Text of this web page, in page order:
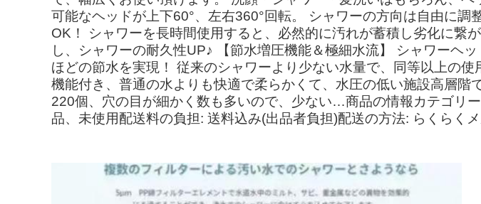
可能なヘッドが上下60°、左右360°回転。 シャワーの方向は自由に
OK！ シャワーを長時間使用すると、必然的に汚れが蓄積し劣化に繋
し、シャワーの耐久性UP♪ 【節水増圧機能＆極細水流】 シャワーヘ
ほどの節水を実現！ 従来のシャワーより少ない水量で、同等以上の
機能付き、普通の水よりも快適で柔らかくて、水圧の低い施設高層
220個、穴の目が細かく数も多いので、少ない…商品の情報カテゴリ
品、未使用配送料の負担: 送料込み(出品者負担)配送の方法: らくらく